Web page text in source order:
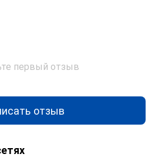
первый отзыв
отзыв